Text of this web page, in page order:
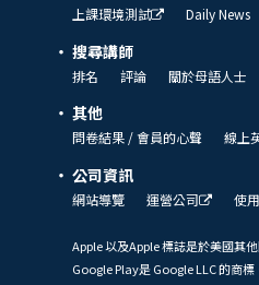
上課環境測試
Daily News
搜尋講師
排名 評論 關於母語人士
其他
問卷結果 / 會員的心聲 線上
公司資訊
網站導覽 運營公司 使
Apple 以及Apple 標誌是於美國其
Google Play是 Google LLC 的商標